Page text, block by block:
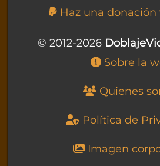
Haz una donación
© 2012-2026
Sobre la
Quienes
Política de
Imagen